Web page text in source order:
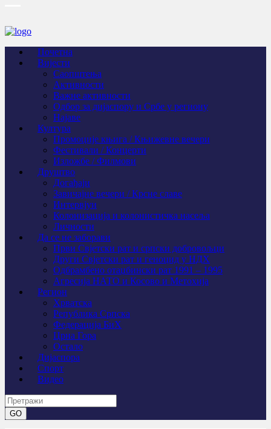
Почетна
Вијести
Саопштења
Активности
Важне активности
Одбор за дијаспору и Србе у региону
Најаве
Култура
Промоције књига / Књижевне вечери
Фестивали / Концерти
Изложбе / Филмови
Друштво
Догађаји
Завичајне вечери / Крсне славе
Интервјуи
Колонизација и колонистичка насеља
Личности
Да се не заборави
Први Свјeтски рат и српски добровољци
Други Свјетски рат и геноцид у НДХ
Одбрамбено отаџбински рат 1991 – 1995
Агресија НАТО и Косово и Метохија
Регион
Хрватска
Република Српска
Федерација БиХ
Црна Гора
Остало
Дијаспора
Спорт
Видео